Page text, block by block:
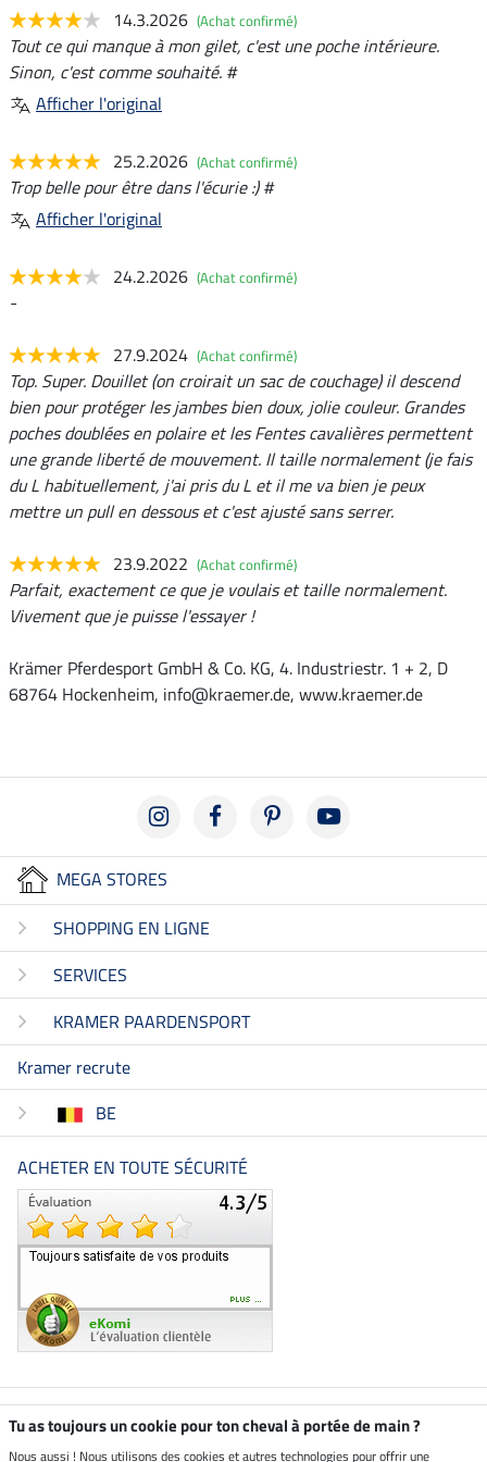
14.3.2026 (Achat confirmé)
Tout ce qui manque à mon gilet, c'est une poche intérieure.
Sinon, c'est comme souhaité. #
Afficher l'original
25.2.2026 (Achat confirmé)
Trop belle pour être dans l'écurie :) #
Afficher l'original
24.2.2026 (Achat confirmé)
-
27.9.2024 (Achat confirmé)
Top. Super. Douillet (on croirait un sac de couchage) il descend
bien pour protéger les jambes bien doux, jolie couleur. Grandes
poches doublées en polaire et les Fentes cavalières permettent
une grande liberté de mouvement. Il taille normalement (je fais
du L habituellement, j'ai pris du L et il me va bien je peux
mettre un pull en dessous et c'est ajusté sans serrer.
23.9.2022 (Achat confirmé)
Parfait, exactement ce que je voulais et taille normalement.
Vivement que je puisse l'essayer !
Krämer Pferdesport GmbH & Co. KG, 4. Industriestr. 1 + 2, D
68764 Hockenheim, info@kraemer.de, www.kraemer.de
MEGA STORES
SHOPPING EN LIGNE
SERVICES
KRAMER PAARDENSPORT
Kramer recrute
BE
ACHETER EN TOUTE SÉCURITÉ
Boutique climatiquement
Tu as toujours un cookie pour ton cheval à portée de main ?
Nous aussi ! Nous utilisons des cookies et autres technologies pour offrir une